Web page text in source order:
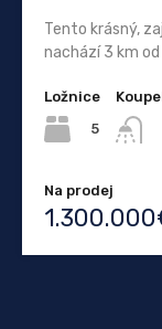
Tento krásný,
nachází 3 km
Ložnice
5
Na prodej